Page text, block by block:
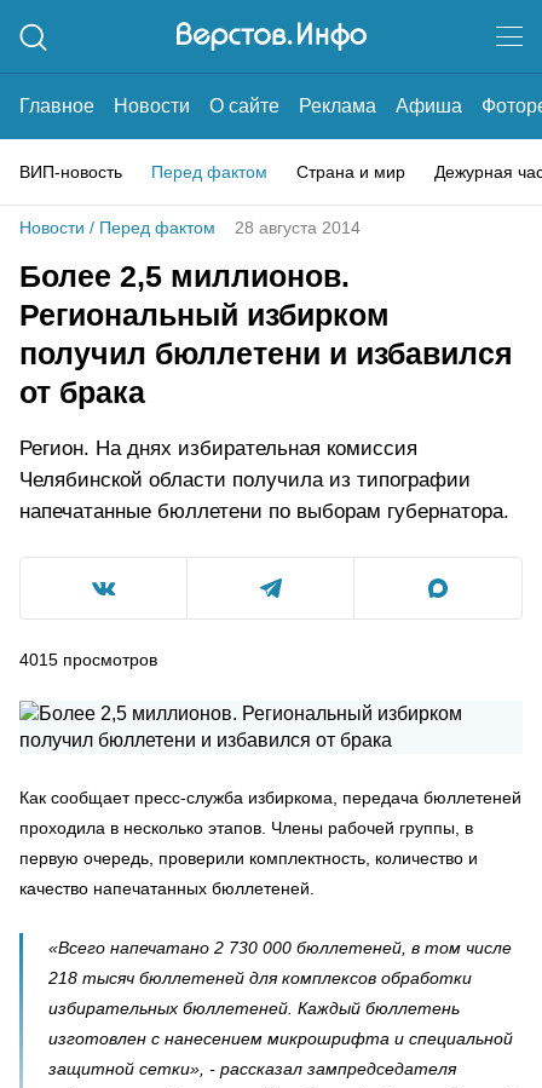
Главное Новости О сайте Реклама Афиша
ВИП-новость Перед фактом Страна и мир Дежурная
Новости / Перед фактом 28 августа 2014
Более 2,5 миллионов.
Региональный избирком
получил бюллетени и избавился
от брака
Регион. На днях избирательная комиссия
Челябинской области получила из типографии
напечатанные бюллетени по выборам губернатора.
4015 просмотров
Как сообщает пресс-служба избиркома, передача бюллетеней
проходила в несколько этапов. Члены рабочей группы, в
первую очередь, проверили комплектность, количество и
качество напечатанных бюллетеней.
«Всего напечатано 2 730 000 бюллетеней, в том числе
218 тысяч бюллетеней для комплексов обработки
избирательных бюллетеней. Каждый бюллетень
изготовлен с нанесением микрошрифта и специальной
защитной сетки», - рассказал зампредседателя